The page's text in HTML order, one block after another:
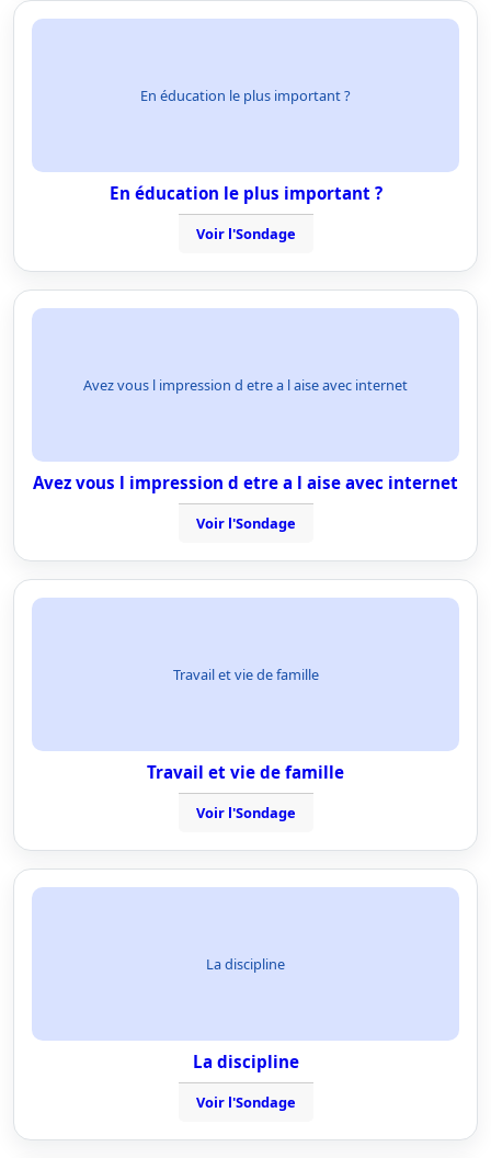
En éducation le plus important ?
En éducation le plus important ?
Voir l'Sondage
Avez vous l impression d etre a l aise avec internet
Avez vous l impression d etre a l aise avec internet
Voir l'Sondage
Travail et vie de famille
Travail et vie de famille
Voir l'Sondage
La discipline
La discipline
Voir l'Sondage